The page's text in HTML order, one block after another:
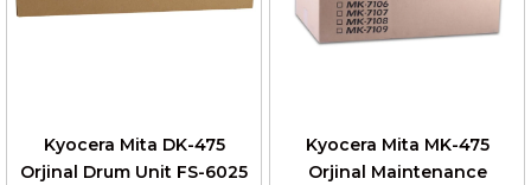
Kyocera Mita DK-475
Orjinal Drum Unit FS-6025
Kyocera Mita MK-475
Orjinal Maintenance